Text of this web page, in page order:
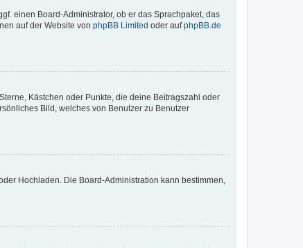
einen Board-Administrator, ob er das Sprachpaket, das
auf der Website von phpBB Limited oder aufphpBB.de
Kästchen oder Punkte, die deine Beitragszahl oder
Bild, welches von Benutzer zu Benutzer
Hochladen. Die Board-Administration kann bestimmen,